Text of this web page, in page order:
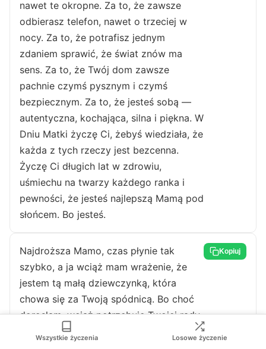
nawet te okropne. Za to, że zawsze
odbierasz telefon, nawet o trzeciej w
nocy. Za to, że potrafisz jednym
zdaniem sprawić, że świat znów ma
sens. Za to, że Twój dom zawsze
pachnie czymś pysznym i czymś
bezpiecznym. Za to, że jesteś sobą —
autentyczna, kochająca, silna i piękna. W
Dniu Matki życzę Ci, żebyś wiedziała, że
każda z tych rzeczy jest bezcenna.
Życzę Ci długich lat w zdrowiu,
uśmiechu na twarzy każdego ranka i
pewności, że jesteś najlepszą Mamą pod
słońcem. Bo jesteś.
Najdroższa Mamo, czas płynie tak
szybko, a ja wciąż mam wrażenie, że
jestem tą małą dziewczynką, która
chowa się za Twoją spódnicą. Bo choć
dorosłam, wciąż potrzebuję Twojej rady,
Twojego wsparcia i Twojego ciepła.
Kopiuj
Wszystkie życzenia Losowe życzenie